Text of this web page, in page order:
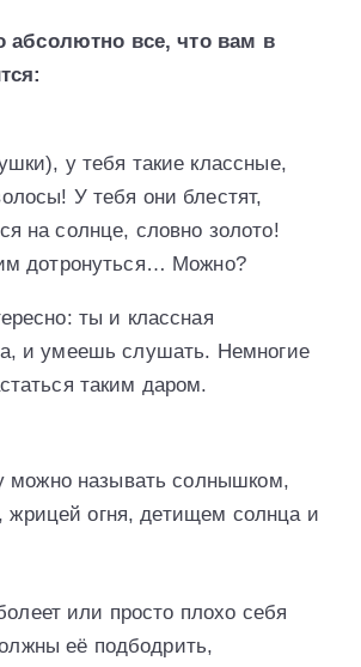
абсолютно все, что вам в
у тебя такие классные,
У тебя они блестят,
на солнце, словно золото!
дотронуться… Можно?
ты и классная
и умеешь слушать. Немногие
таким даром.
можно называть солнышком,
жрицей огня, детищем солнца и
или просто плохо себя
её подбодрить,